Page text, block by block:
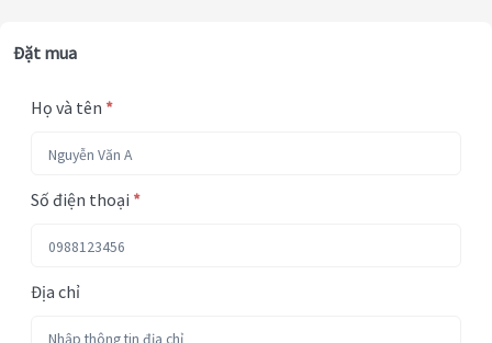
Đặt mua
Họ và tên *
Số điện thoại *
Địa chỉ